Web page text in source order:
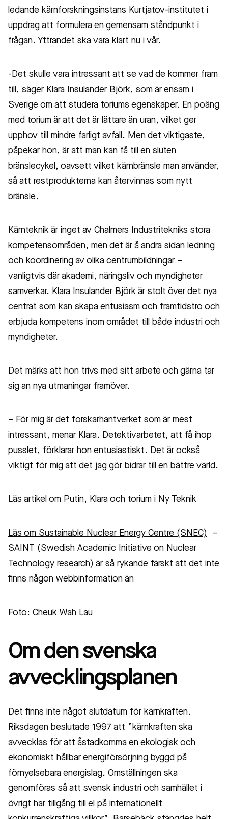
ledande kärnforskningsinstans Kurtjatov-institutet i
uppdrag att formulera en gemensam ståndpunkt i
frågan. Yttrandet ska vara klart nu i vår.
-Det skulle vara intressant att se vad de kommer fram
till, säger Klara Insulander Björk, som är ensam i
Sverige om att studera toriums egenskaper. En poäng
med torium är att det är lättare än uran, vilket ger
upphov till mindre farligt avfall. Men det viktigaste,
påpekar hon, är att man kan få till en sluten
bränslecykel, oavsett vilket kärnbränsle man använder,
så att restprodukterna kan återvinnas som nytt
bränsle.
Kärnteknik är inget av Chalmers Industritekniks stora
kompetensområden, men det är å andra sidan ledning
och koordinering av olika centrumbildningar –
vanligtvis där akademi, näringsliv och myndigheter
samverkar. Klara Insulander Björk är stolt över det nya
centrat som kan skapa entusiasm och framtidstro och
erbjuda kompetens inom området till både industri och
myndigheter.
Det märks att hon trivs med sitt arbete och gärna tar
sig an nya utmaningar framöver.
– För mig är det forskarhantverket som är mest
intressant, menar Klara. Detektivarbetet, att få ihop
pusslet, förklarar hon entusiastiskt. Det är också
viktigt för mig att det jag gör bidrar till en bättre värld.
Läs artikel om Putin, Klara och torium i Ny Teknik
Läs om Sustainable Nuclear Energy Centre (SNEC)
–
SAINT (Swedish Academic Initiative on Nuclear
Technology research) är så rykande färskt att det inte
finns någon webbinformation än
Foto: Cheuk Wah Lau
Om den svenska
avvecklingsplanen
Det finns inte något slutdatum för kärnkraften.
Riksdagen beslutade 1997 att ”kärnkraften ska
avvecklas för att åstadkomma en ekologisk och
ekonomiskt hållbar energiförsörjning byggd på
förnyelsebara energislag. Omställningen ska
genomföras så att svensk industri och samhället i
övrigt har tillgång till el på internationellt